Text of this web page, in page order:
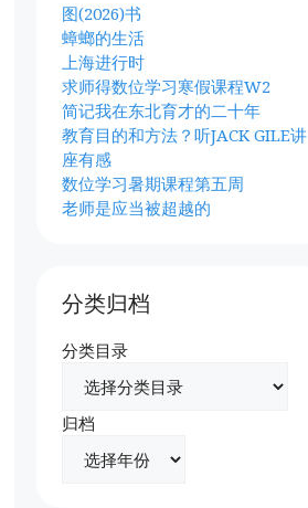
图(2026)书
蟑螂的生活
上海进行时
求师得数位学习寒假课程W2
简记我在东北育才的二十年
教育目的和方法？听JACK GILE讲
座有感
数位学习暑期课程第五周
老师是应当被超越的
分类归档
分类目录
归档